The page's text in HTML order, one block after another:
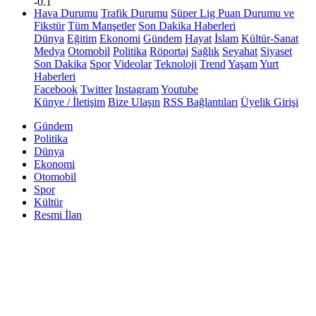
Hava Durumu Trafik Durumu Süper Lig Puan Durumu ve
Fikstür Tüm Manşetler Son Dakika Haberleri
Dünya Eğitim Ekonomi Gündem Hayat İslam Kültür-Sanat
Medya Otomobil Politika Röportaj Sağlık Seyahat Siyaset
Son Dakika Spor Videolar Teknoloji Trend YaşamYurt
Haberleri
Facebook Twitter InstagramYoutube
Künye / İletişim Bize Ulaşın RSS Bağlantıları Üyelik Girişi
Gündem
Politika
Dünya
Ekonomi
Otomobil
Spor
Kültür
Resmi İlan